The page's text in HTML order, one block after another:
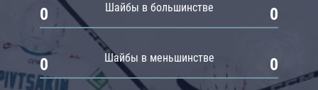
Шайбы в большинстве
0 0
Шайбы в меньшинстве
0 0